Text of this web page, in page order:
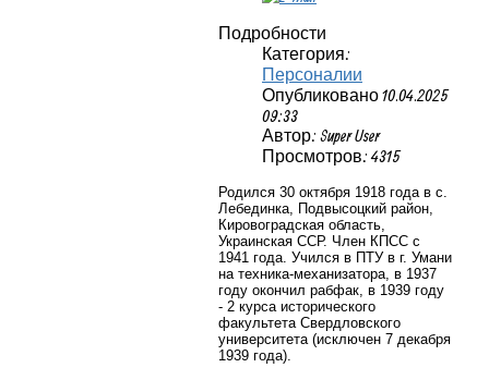
Подробности
Категория:
Персоналии
Опубликовано 10.04.2025
09:33
Автор: Super User
Просмотров: 4315
Родился 30 октября 1918 года в с.
Лебединка, Подвысоцкий район,
Кировоградская область,
Украинская ССР. Член КПСС с
1941 года. Учился в ПТУ в г. Умани
на техника-механизатора, в 1937
году окончил рабфак, в 1939 году
- 2 курса исторического
факультета Свердловского
университета (исключен 7 декабря
1939 года).